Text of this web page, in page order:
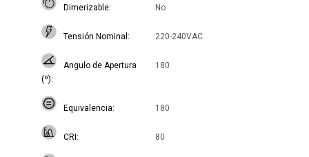
Dimerizable No
Tensión Nominal 220-240VAC
Angulo de Apertura
(º)
180
Equivalencia 180
CRI 80